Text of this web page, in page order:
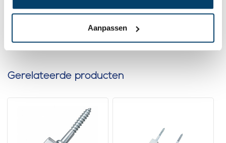
Aanpassen
Gerelateerde producten